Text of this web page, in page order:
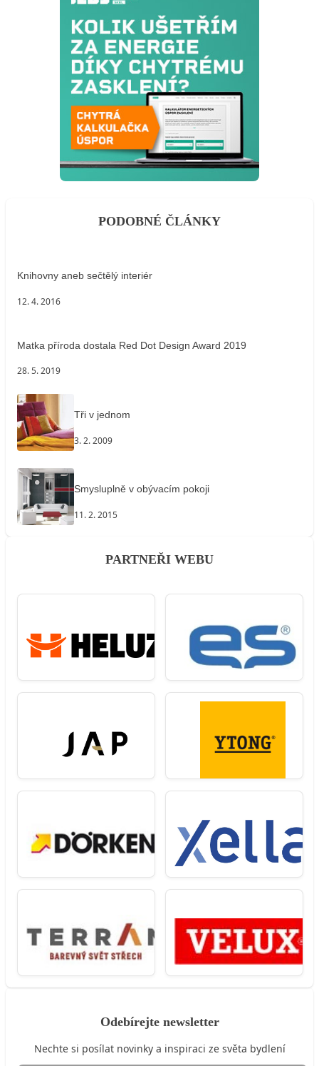
PODOBNÉ ČLÁNKY
Knihovny aneb sečtělý interiér
12. 4. 2016
Matka příroda dostala Red Dot Design Award 2019
28. 5. 2019
Tři v jednom
3. 2. 2009
Smysluplně v obývacím pokoji
11. 2. 2015
PARTNEŘI WEBU
Odebírejte newsletter
Nechte si posílat novinky a inspiraci ze světa bydlení